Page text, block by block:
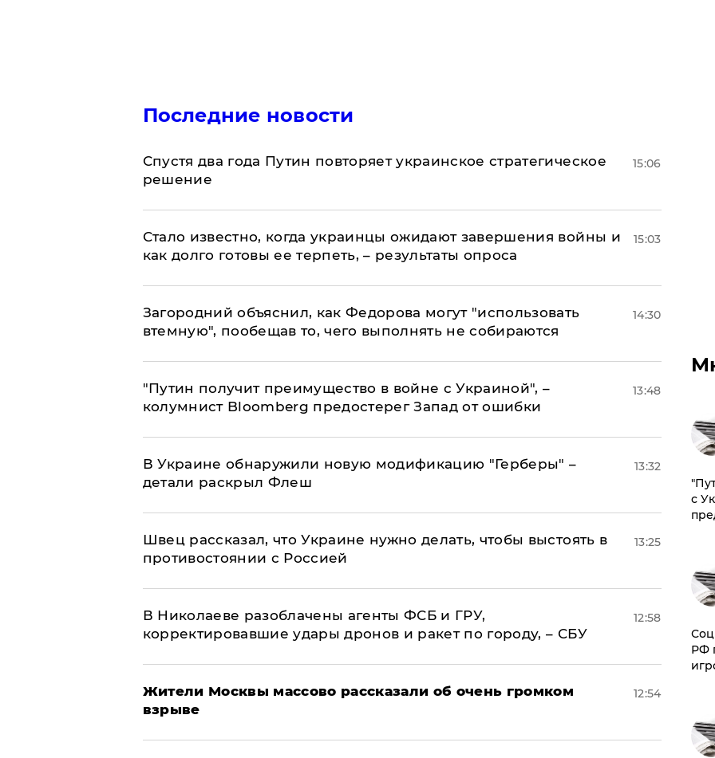
Последние новости
Спустя два года Путин повторяет украинское стратегическое
решение
15:06
Стало известно, когда украинцы ожидают завершения войны и
как долго готовы ее терпеть, – результаты опроса
15:03
Загородний объяснил, как Федорова могут "использовать
втемную", пообещав то, чего выполнять не собираются
14:30
"Путин получит преимущество в войне с Украиной", –
колумнист Bloomberg предостерег Запад от ошибки
13:48
В Украине обнаружили новую модификацию "Герберы" –
детали раскрыл Флеш
13:32
Швец рассказал, что Украине нужно делать, чтобы выстоять в
противостоянии с Россией
13:25
В Николаеве разоблачены агенты ФСБ и ГРУ,
корректировавшие удары дронов и ракет по городу, – СБУ
12:58
Жители Москвы массово рассказали об очень громком
взрыве
12:54
с
РФ